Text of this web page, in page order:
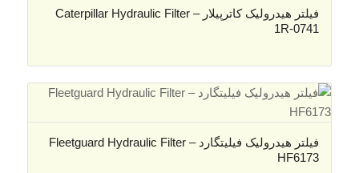
فیلتر هیدرولیک کاترپیلار – Caterpillar Hydraulic Filter
1R-0741
فیلتر هیدرولیک فیلیتگارد – Fleetguard Hydraulic Filter
HF6173